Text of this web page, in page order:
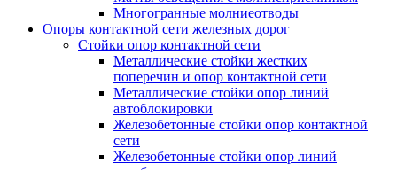
Многогранные молниеотводы
Опоры контактной сети железных дорог
Стойки опор контактной сети
Металлические стойки жестких
поперечин и опор контактной сети
Металлические стойки опор линий
автоблокировки
Железобетонные стойки опор контактной
сети
Железобетонные стойки опор линий